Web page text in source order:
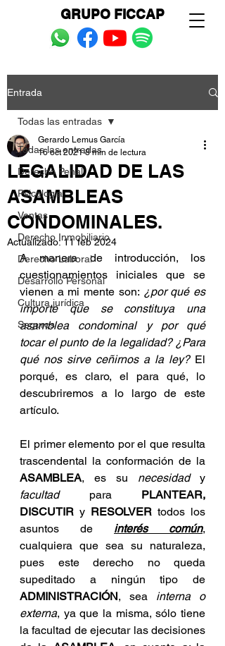
GRUPO FICCAP
Entrada
Todas las entradas
Derecho Penal
Psicología
Ventas
Derecho Inmobiliario
Derecho Laboral
Desarrollo Personal
Cultura jurídica
Seguros
Todas las entradas
LEGALIDAD DE LAS
ASAMBLEAS
CONDOMINALES.
Gerardo Lemus García
16 oct 2021 8 min de lectura
Actualizado:11 feb 2024
A manera de introducción, los
cuestionamientos iniciales que se
vienen a mi mente son: ¿por qué es
importe que se constituya una
asamblea condominal y por qué
tocar el punto de la legalidad? ¿Para
qué nos sirve ceñirnos a la ley? El
porqué, es claro, el para qué, lo
descubriremos a lo largo de este
artículo.
El primer elemento por el que resulta
ASAMBLEA, es su necesidad y
facultad para PLANTEAR,
DISCUTIR y RESOLVER todos los
asuntos de interés común,
cualquiera que sea su naturaleza,
pues este derecho no queda
ADMINISTRACIÓN, sea interna o
externa, ya que la misma, sólo tiene
la facultad de ejecutar las decisiones